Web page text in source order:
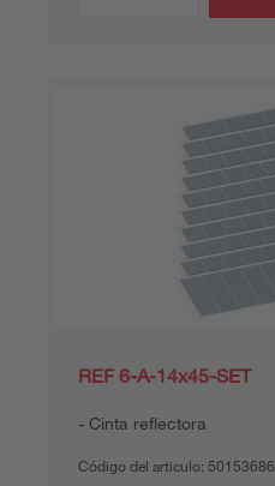
REF 6-A-14x45-SET
Cinta reflectora
Código del articulo: 50153686